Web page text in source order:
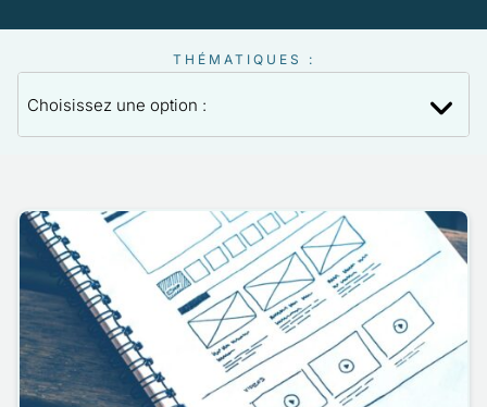
THÉMATIQUES :
CODE / WORDPRESS 3
DESIGN, ARTS, GRAPHISME
FORMATION & WORKSHOPS 5